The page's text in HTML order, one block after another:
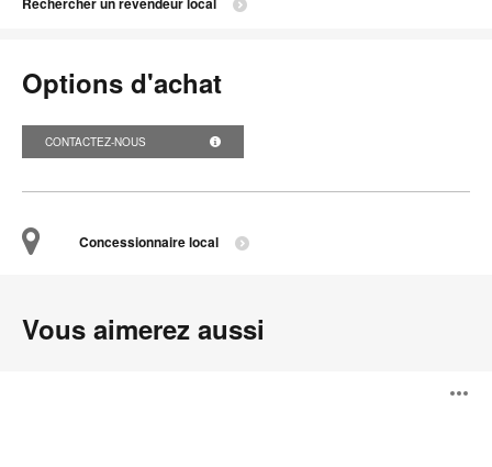
Options d'achat
CONTACTEZ-NOUS
Concessionnaire local
Vous aimerez aussi